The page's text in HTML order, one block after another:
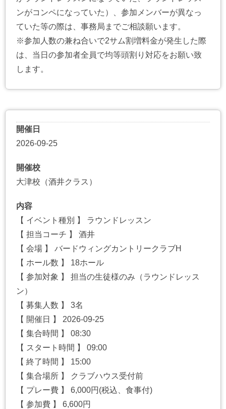
ンがコンペになっていた）、参加メンバーが異なっ
ていた等の際は、事務局までご相談願います。
※参加人数の兼ね合いで2サム割増料金が発生した際
は、当日の参加者全員で均等頭割り対応をお願い致
します。
開催日
2026-09-25
開催校
大津校（酒井クラス）
内容
【 イベント種別 】 ラウンドレッスン
【 担当コーチ 】 酒井
【 会場 】 バードウィングカントリークラブH
【 ホール数 】 18ホール
【 参加対象 】 担当の生徒様のみ（ラウンドレッス
ン）
【 募集人数 】 3名
【 開催日 】 2026-09-25
【 集合時間 】 08:30
【 スタート時間 】 09:00
【 終了時間 】 15:00
【 集合場所 】 クラブハウス受付前
【 プレー費 】 6,000円(税込、食事付)
【 参加費 】 6,600円